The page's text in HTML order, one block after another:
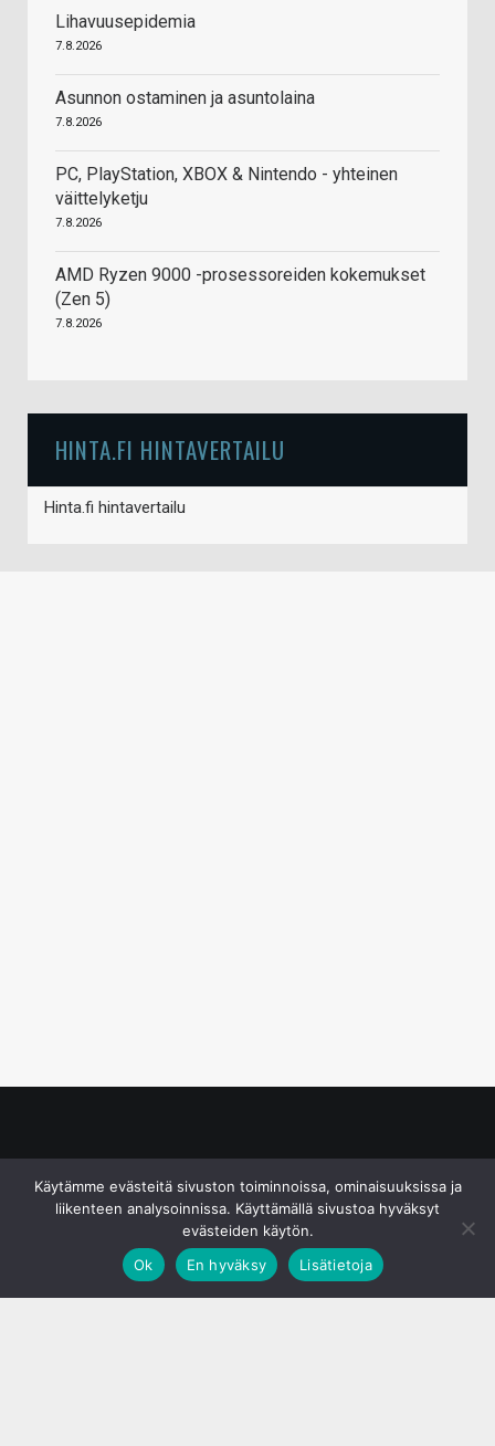
Lihavuusepidemia
7.8.2026
Asunnon ostaminen ja asuntolaina
7.8.2026
PC, PlayStation, XBOX & Nintendo - yhteinen
väittelyketju
7.8.2026
AMD Ryzen 9000 -prosessoreiden kokemukset
(Zen 5)
7.8.2026
HINTA.FI HINTAVERTAILU
Hinta.fi hintavertailu
Käytämme evästeitä sivuston toiminnoissa, ominaisuuksissa ja
liikenteen analysoinnissa. Käyttämällä sivustoa hyväksyt
evästeiden käytön.
Ok
En hyväksy Lisätietoja